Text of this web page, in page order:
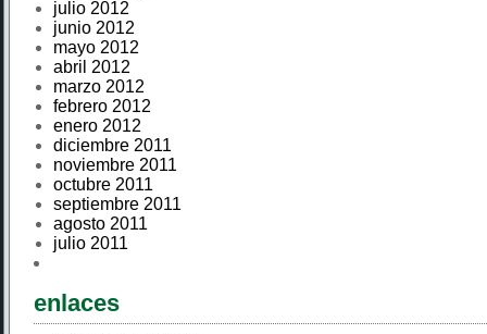
julio 2012
junio 2012
mayo 2012
abril 2012
marzo 2012
febrero 2012
enero 2012
diciembre 2011
noviembre 2011
octubre 2011
septiembre 2011
agosto 2011
julio 2011
enlaces